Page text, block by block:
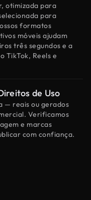
otimizada para
para
formatos
móveis ajudam
três segundos e a
TikTok, Reels e
de Uso
— reais ou gerados
Verificamos
e marcas
com confiança.